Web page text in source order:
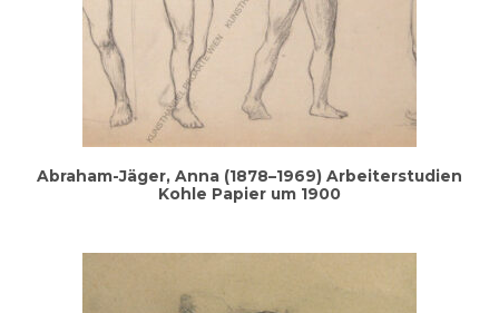
Abra­ham-Jäger, Anna (1878–1969) Arbei­ter­stu­di­en
Koh­le Papier um 1900